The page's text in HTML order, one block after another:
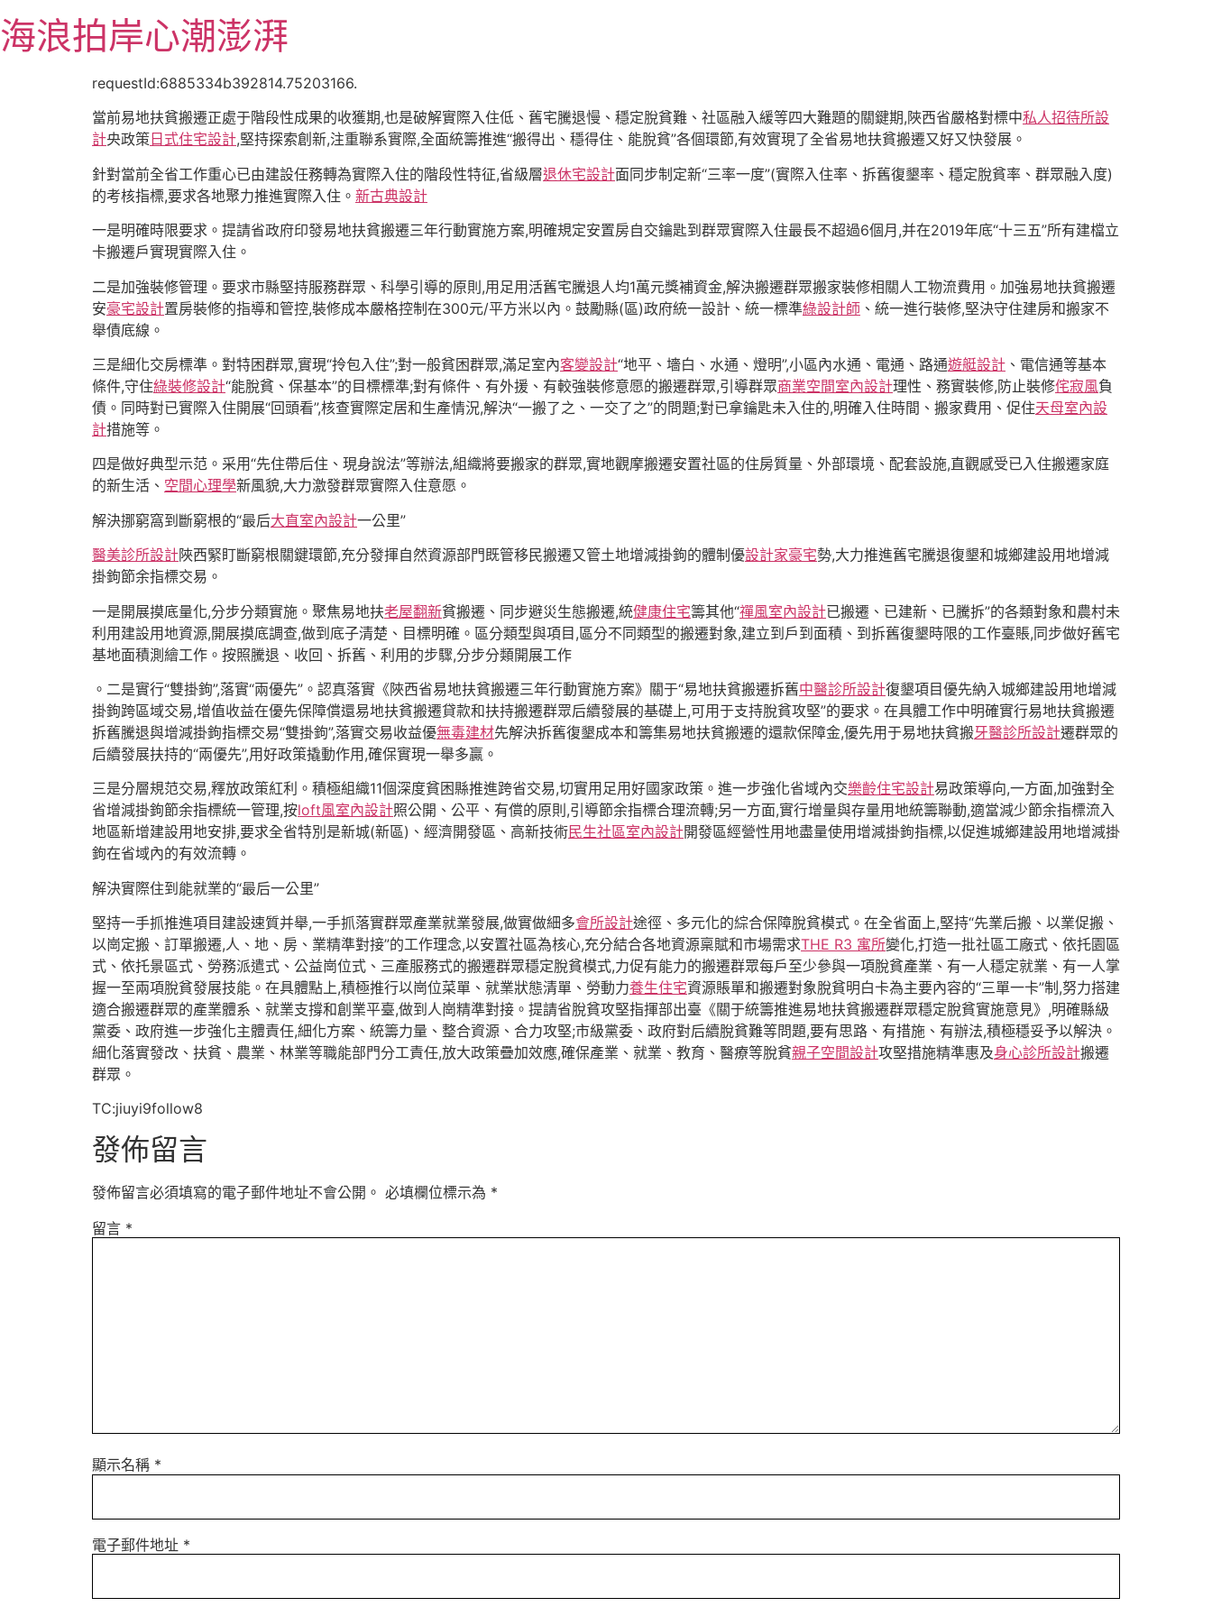
至
主海浪拍岸心潮澎湃
requestId:6885334b392814.75203166.
當前易地扶貧搬遷正處于階段性成果的收獲期,也是破解實際入住低、舊宅騰退慢、穩定脫貧難、社區融入緩等四大難題的關鍵期,陜西省嚴格對標中私人招待所設
計央政策 日式住宅設計,堅持探索創新,注重聯系實際,全面統籌推進“搬得出、穩得住、能脫貧”各個環節,有效實現了全省易地扶貧搬遷又好又快發展。
針對當前全省工作重心已由建設任務轉為實際入住的階段性特征,省級層退休宅設計面同步制定新“三率一度”(實際入住率、拆舊復墾率、穩定脫貧率、群眾融入度)
的考核指標,要求各地聚力推進實際入住。 新古典設計
一是明確時限要求。提請省政府印發易地扶貧搬遷三年行動實施方案,明確規定安置房自交鑰匙到群眾實際入住最長不超過6個月,并在2019年底“十三五”所有建檔立
卡搬遷戶實現實際入住。
二是加強裝修管理。要求市縣堅持服務群眾、科學引導的原則,用足用活舊宅騰退人均1萬元獎補資金,解決搬遷群眾搬家裝修相關人工物流費用。加強易地扶貧搬遷
安豪宅設計置房裝修的指導和管控,裝修成本嚴格控制在300元/平方米以內。鼓勵縣(區)政府統一設計、統一標準綠設計師 、統一進行裝修,堅決守住建房和搬家不
舉債底線。
三是細化交房標準。對特困群眾,實現“拎包入住”;對一般貧困群眾,滿足室內客變設計“地平、墻白、水通、燈明”,小區內水通、電通、路通遊艇設計 、電信通等基本
條件,守住綠裝修設計“能脫貧、保基本”的目標標準;對有條件、有外援、有較強裝修意愿的搬遷群眾,引導群眾商業空間室內設計理性、務實裝修,防止裝修侘寂風負
債。同時對已實際入住開展“回頭看”,核查實際定居和生產情況,解決“一搬了之、一交了之”的問題;對已拿鑰匙未入住的,明確入住時間、搬家費用、促住天母室內設
計措施等。
四是做好典型示范。采用“先住帶后住、現身說法”等辦法,組織將要搬家的群眾,實地觀摩搬遷安置社區的住房質量、外部環境、配套設施,直觀感受已入住搬遷家庭
的新生活、 空間心理學新風貌,大力激發群眾實際入住意愿。
解決挪窮窩到斷窮根的“最后大直室內設計一公里”
醫美診所設計陜西緊盯斷窮根關鍵環節,充分發揮自然資源部門既管移民搬遷又管土地增減掛鉤的體制優設計家豪宅勢,大力推進舊宅騰退復墾和城鄉建設用地增減
掛鉤節余指標交易。
一是開展摸底量化,分步分類實施。聚焦易地扶老屋翻新貧搬遷、同步避災生態搬遷,統健康住宅籌其他“禪風室內設計已搬遷、已建新、已騰拆”的各類對象和農村未
利用建設用地資源,開展摸底調查,做到底子清楚、目標明確。區分類型與項目,區分不同類型的搬遷對象,建立到戶到面積、到拆舊復墾時限的工作臺賬,同步做好舊宅
基地面積測繪工作。按照騰退、收回、拆舊、利用的步驟,分步分類開展工作
。二是實行“雙掛鉤”,落實“兩優先”。認真落實《陜西省易地扶貧搬遷三年行動實施方案》關于“易地扶貧搬遷拆舊中醫診所設計復墾項目優先納入城鄉建設用地增減
掛鉤跨區域交易,增值收益在優先保障償還易地扶貧搬遷貸款和扶持搬遷群眾后續發展的基礎上,可用于支持脫貧攻堅”的要求。在具體工作中明確實行易地扶貧搬遷
拆舊騰退與增減掛鉤指標交易“雙掛鉤”,落實交易收益優無毒建材先解決拆舊復墾成本和籌集易地扶貧搬遷的還款保障金,優先用于易地扶貧搬牙醫診所設計遷群眾的
后續發展扶持的“兩優先”,用好政策撬動作用,確保實現一舉多贏。
三是分層規范交易,釋放政策紅利。積極組織11個深度貧困縣推進跨省交易,切實用足用好國家政策。進一步強化省域內交樂齡住宅設計易政策導向,一方面,加強對全
省增減掛鉤節余指標統一管理,按loft風室內設計照公開、公平、有償的原則,引導節余指標合理流轉;另一方面,實行增量與存量用地統籌聯動,適當減少節余指標流入
地區新增建設用地安排,要求全省特別是新城(新區)、經濟開發區、高新技術民生社區室內設計開發區經營性用地盡量使用增減掛鉤指標,以促進城鄉建設用地增減掛
鉤在省域內的有效流轉。
解決實際住到能就業的“最后一公里”
堅持一手抓推進項目建設速質并舉,一手抓落實群眾產業就業發展,做實做細多會所設計途徑、多元化的綜合保障脫貧模式。在全省面上,堅持“先業后搬、以業促搬、
以崗定搬、訂單搬遷,人、地、房、業精準對接”的工作理念,以安置社區為核心,充分結合各地資源稟賦和市場需求THE R3 寓所變化,打造一批社區工廠式、依托園區
式、依托景區式、勞務派遣式、公益崗位式、三產服務式的搬遷群眾穩定脫貧模式,力促有能力的搬遷群眾每戶至少參與一項脫貧產業、有一人穩定就業、有一人掌
握一至兩項脫貧發展技能。在具體點上,積極推行以崗位菜單、就業狀態清單、勞動力養生住宅資源賬單和搬遷對象脫貧明白卡為主要內容的“三單一卡”制,努力搭建
適合搬遷群眾的產業體系、就業支撐和創業平臺,做到人崗精準對接。提請省脫貧攻堅指揮部出臺《關于統籌推進易地扶貧搬遷群眾穩定脫貧實施意見》,明確縣級
黨委、政府進一步強化主體責任,細化方案、統籌力量、整合資源、合力攻堅;市級黨委、政府對后續脫貧難等問題,要有思路、有措施、有辦法,積極穩妥予以解決。
細化落實發改、扶貧、農業、林業等職能部門分工責任,放大政策疊加效應,確保產業、就業、教育、醫療等脫貧親子空間設計攻堅措施精準惠及身心診所設計搬遷
群眾。
TC:jiuyi9follow8
發佈留言
發佈留言必須填寫的電子郵件地址不會公開。 必填欄位標示為 *
留言 *
顯示名稱 *
電子郵件地址 *